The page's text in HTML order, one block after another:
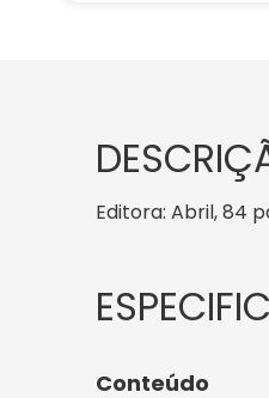
Editora: Abril, 84
Conteúdo